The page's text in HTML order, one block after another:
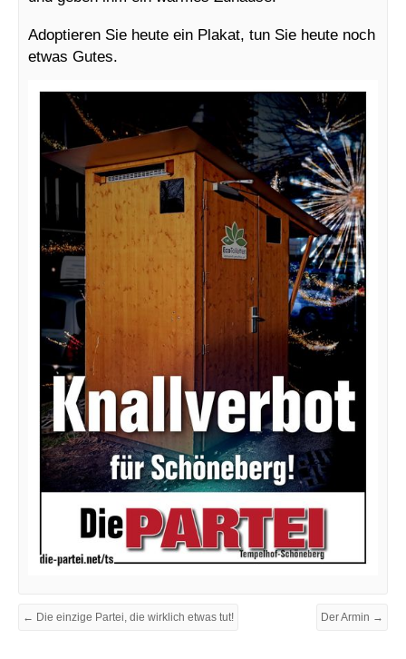
Adoptieren Sie heute ein Plakat, tun Sie heute noch
etwas Gutes.
← Die einzige Partei, die wirklich etwas tut! Der Armin →